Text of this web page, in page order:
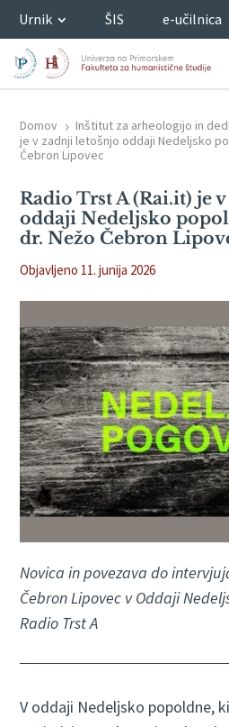
Urnik ŠIS e-učilnica
Domov 5 Inštitut za arheologijo in
je v zadnji letošnjo oddaji Nedeljsko
Čebron Lipovec
Radio Trst A (Rai.it) je
oddaji Nedeljsko
dr. Nežo Čebron
Objavljeno 11. junija 2026
Novica in povezava do
Čebron Lipovec v Oddaji
Radio Trst A
V oddaji Nedeljsko popoldne,